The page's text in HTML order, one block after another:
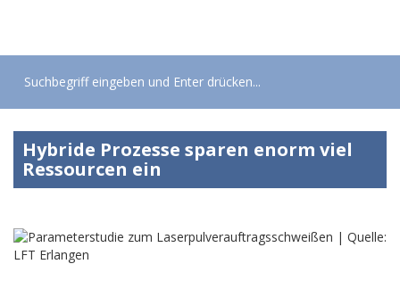
Hybride Prozesse sparen enorm viel
Ressourcen ein